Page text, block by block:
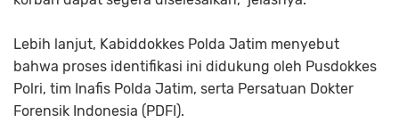
Lebih lanjut, Kabiddokkes Polda Jatim menyebut
bahwa proses identifikasi ini didukung oleh Pusdokkes
Polri, tim Inafis Polda Jatim, serta Persatuan Dokter
Forensik Indonesia (PDFI).